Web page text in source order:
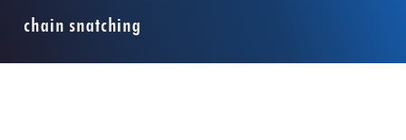
chain snatching